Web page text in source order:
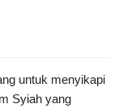
untuk menyikapi
Syiah yang